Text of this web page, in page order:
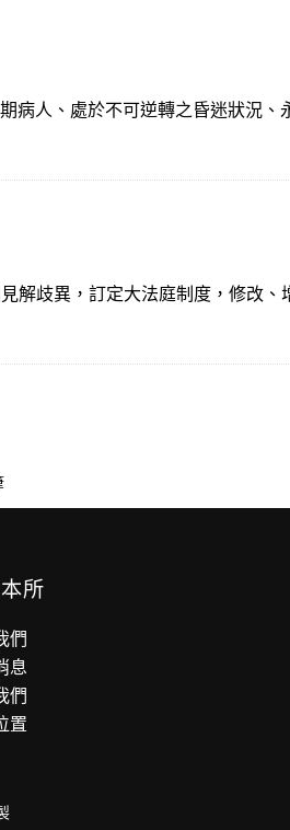
病人、處於不可逆轉之昏迷狀況、
解歧異，訂定大法庭制度，修改、
所
們
息
們
置